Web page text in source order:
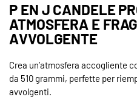
P EN J CANDELE
ATMOSFERA E
AVVOLGENTE
Crea un’atmosfera accogliente
da 510 grammi, perfette per
avvolgenti.